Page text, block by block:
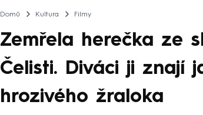
Domů Kultura Filmy
Zemřela herečka ze
Čelisti. Diváci ji znají
hrozivého žraloka